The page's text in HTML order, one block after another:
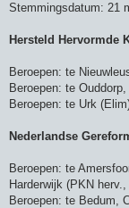
Stemmingsdatum: 21
Hersteld Hervormde
Beroepen: te
Beroepen: te
Beroepen: te Urk
Nederlandse
Beroepen: te
Harderwijk (PKN
Beroepen: te Bedum,